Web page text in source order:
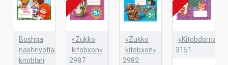
Boshqa
nashriyotlar
kitoblari
«Zukko
kitobxon»
2987
«Zukko
kitobxon»
2982
3151